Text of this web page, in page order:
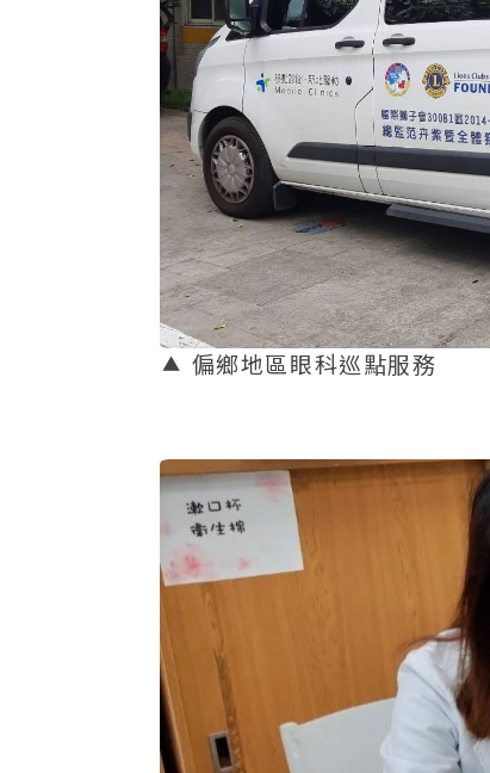
偏鄉地區眼科巡點服務